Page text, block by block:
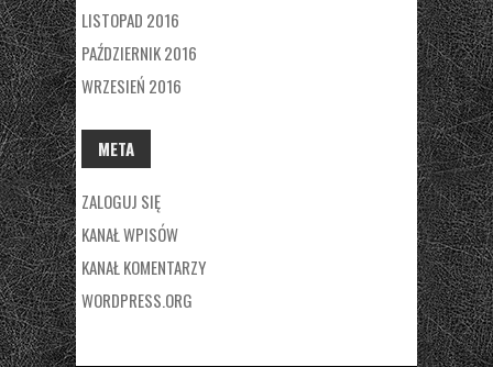
LISTOPAD 2016
PAŹDZIERNIK 2016
WRZESIEŃ 2016
META
ZALOGUJ SIĘ
KANAŁ WPISÓW
KANAŁ KOMENTARZY
WORDPRESS.ORG